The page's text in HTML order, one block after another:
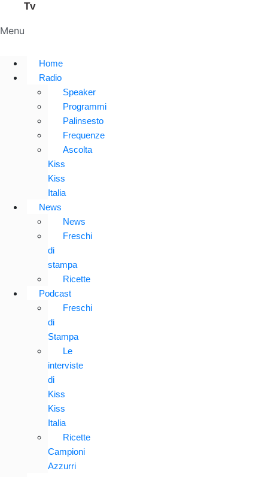
Tv
Menu
Home
Radio
Speaker
Programmi
Palinsesto
Frequenze
Ascolta
Kiss
Kiss
Italia
News
News
Freschi
di
stampa
Ricette
Podcast
Freschi
di
Stampa
Le
interviste
di
Kiss
Kiss
Italia
Ricette
Campioni
Azzurri